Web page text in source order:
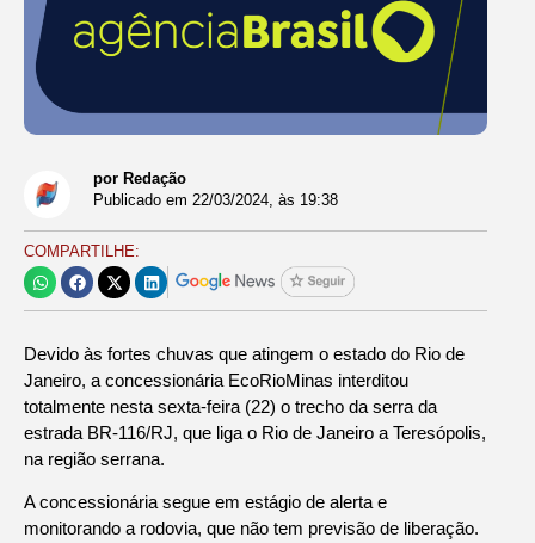
por Redação
Publicado em 22/03/2024, às 19:38
COMPARTILHE:
Devido às fortes chuvas que atingem o estado do Rio de
Janeiro, a concessionária EcoRioMinas interditou
totalmente nesta sexta-feira (22) o trecho da serra da
estrada BR-116/RJ, que liga o Rio de Janeiro a Teresópolis,
na região serrana.
A concessionária segue em estágio de alerta e
monitorando a rodovia, que não tem previsão de liberação.